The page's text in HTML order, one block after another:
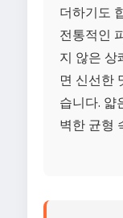
더하기도
전통적인
지 않은 상
면 신선한
습니다. 얇
벽한 균형